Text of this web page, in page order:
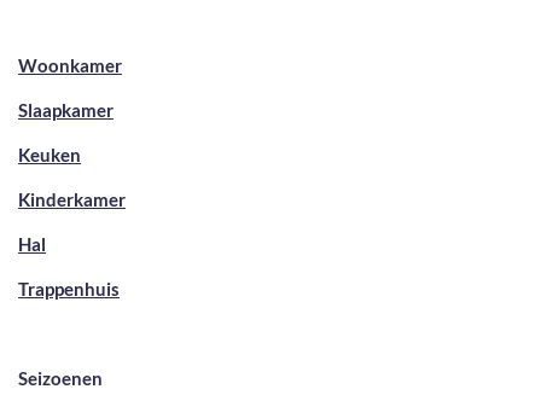
Woonkamer
Slaapkamer
Keuken
Kinderkamer
Hal
Trappenhuis
Seizoenen